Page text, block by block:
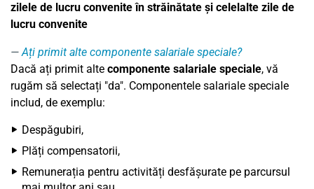
zilele de lucru convenite în străinătate și celelalte zile de
lucru convenite
Ați primit alte componente salariale speciale?
Dacă ați primit alte componente salariale speciale, vă
rugăm să selectați "da". Componentele salariale speciale
includ, de exemplu:
Despăgubiri,
Plăți compensatorii,
Remunerația pentru activități desfășurate pe parcursul